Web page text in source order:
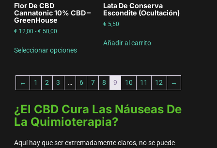
Flor De CBD
Cannatonic 10% CBD –
GreenHouse
€ 12,00 - € 50,00
Seleccionar opciones
Lata De Conserva
Escondite (ocultación)
€ 5,50
Añadir al carrito
← 1 2 3 … 6 7 8 9 10 11 12 →
¿el CBD Cura Las Náuseas De
La Quimioterapia?
Aquí hay que ser extremadamente claros, no se puede